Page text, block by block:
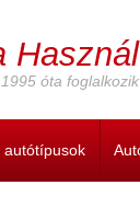
óta
autótípusok